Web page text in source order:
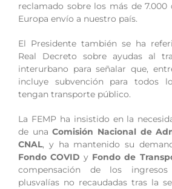
reclamado sobre los más de
Europa envío a nuestro país.
El Presidente también se ha
Real Decreto sobre ayudas al
interurbano para señalar que,
incluye subvención para todos
tengan transporte público.
La FEMP ha insistido en la
de unaComisión Nacional de
CNAL, y ha mantenido su
Fondo COVID y Fondo de
compensación de los
plusvalías no recaudadas tras la